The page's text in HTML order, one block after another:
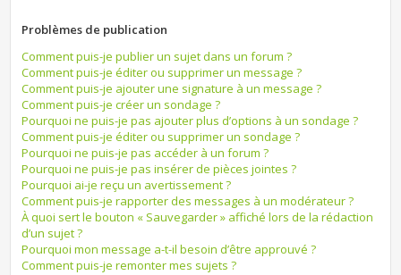
Problèmes de publication
Comment puis-je publier un sujet dans un forum ?
Comment puis-je éditer ou supprimer un message ?
Comment puis-je ajouter une signature à un message ?
Comment puis-je créer un sondage ?
Pourquoi ne puis-je pas ajouter plus d’options à un sondage ?
Comment puis-je éditer ou supprimer un sondage ?
Pourquoi ne puis-je pas accéder à un forum ?
Pourquoi ne puis-je pas insérer de pièces jointes ?
Pourquoi ai-je reçu un avertissement ?
Comment puis-je rapporter des messages à un modérateur ?
À quoi sert le bouton « Sauvegarder » affiché lors de la rédaction
d’un sujet ?
Pourquoi mon message a-t-il besoin d’être approuvé ?
Comment puis-je remonter mes sujets ?